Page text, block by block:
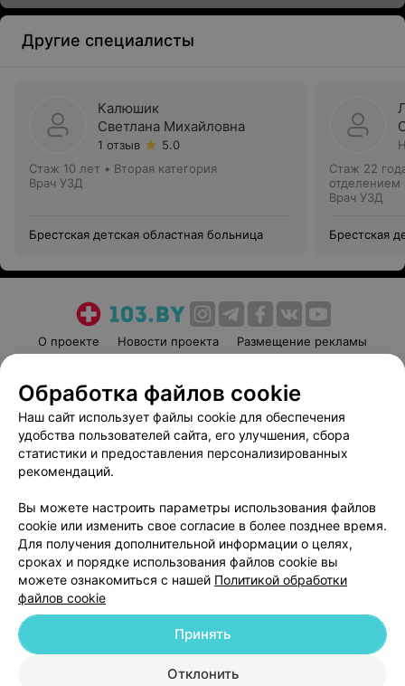
Другие специалисты
Калюшик
Светлана Михайловна
1 отзыв
5.0
Стаж 10 лет • Вторая категория
Врач УЗД
Брестская детская областная больница
Стаж 22
отделением
Врач УЗД
Брестская
О проекте Новости проекта
Размещение рекламы
Пользовательское соглашение
Способы оплаты
Вакансии
Партнеры
Написать руководителю 103.by
Обработка персональных данных
© 2026 ООО «Артокс Лаб», УНП 191700409
| 220012, Республика Беларусь,
Обработка файлов cookie
Наш сайт использует файлы cookie для обеспечения
удобства пользователей сайта, его улучшения, сбора
статистики и предоставления персонализированных
рекомендаций.
Вы можете настроить параметры использования файлов
cookie или изменить свое согласие в более позднее время.
Для получения дополнительной информации о целях,
сроках и порядке использования файлов cookie вы
можете ознакомиться с нашей Политикой обработки
файлов cookie
Отклонить
Принять